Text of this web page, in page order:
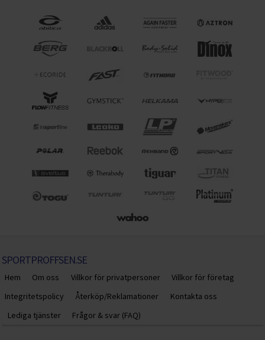
SPORTPROFFSEN.SE
Hem Om oss Villkor för privatpersoner
Villkor för företag
Integritetspolicy
Återköp/Reklamationer
Kontakta oss
Lediga tjänster
Frågor & svar (FAQ)